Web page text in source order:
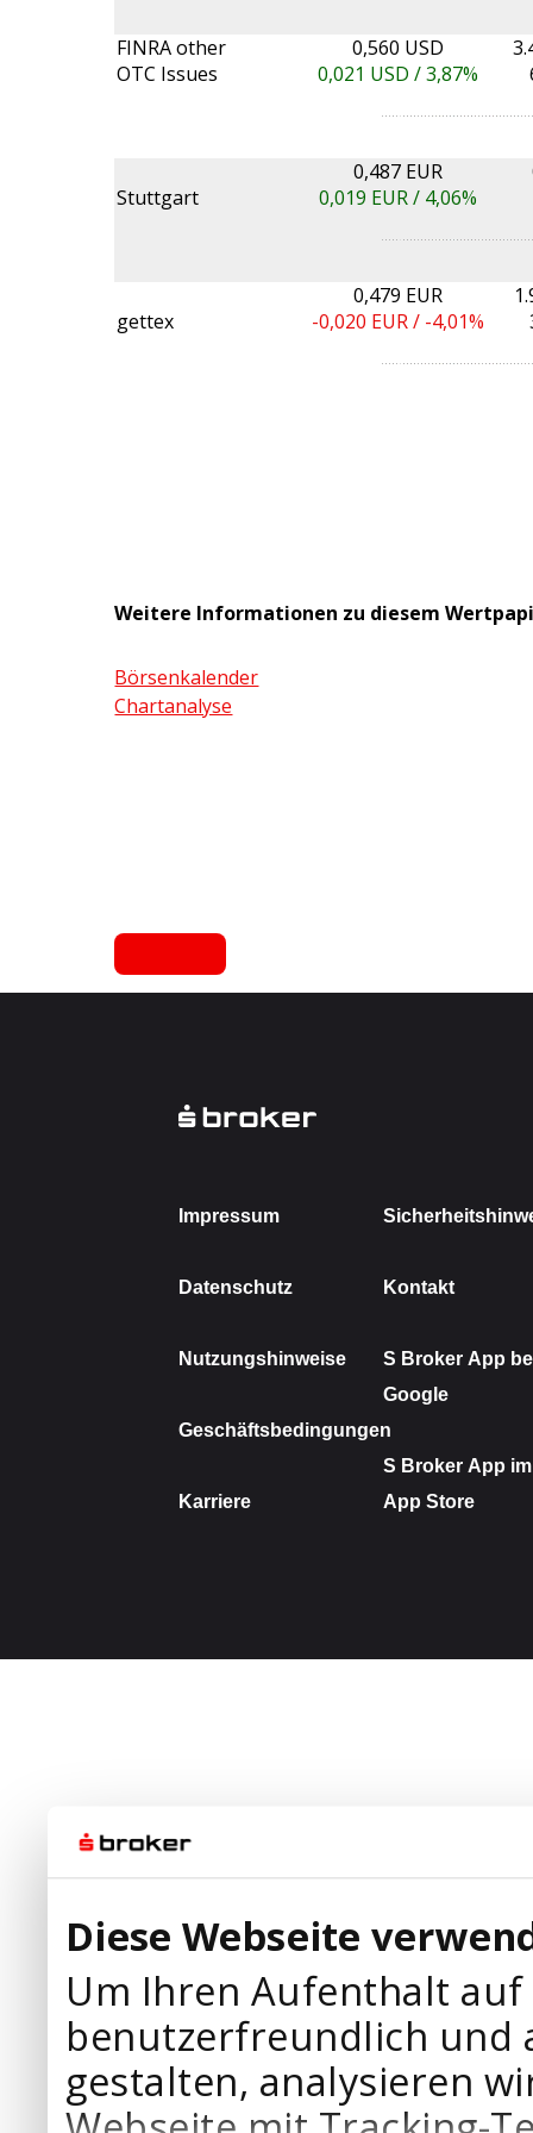
Diese Webseite
Um Ihren Aufenthalt
benutzerfreundlich und
gestalten, analysieren
FINRA other
OTC Issues
0,560 USD
0,021 USD /3,87%
Stuttgart
0,487 EUR
0,019 EUR / 4,06%
gettex
0,479 EUR
-0,020 EUR / -4,01%
Weitere Informationen zu diesem
Börsenkalender
Chartanalyse